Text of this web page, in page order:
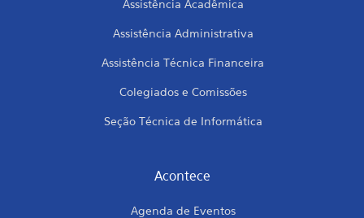
Assistência Acadêmica
Assistência Administrativa
Assistência Técnica Financeira
Colegiados e Comissões
Seção Técnica de Informática
Acontece
Agenda de Eventos